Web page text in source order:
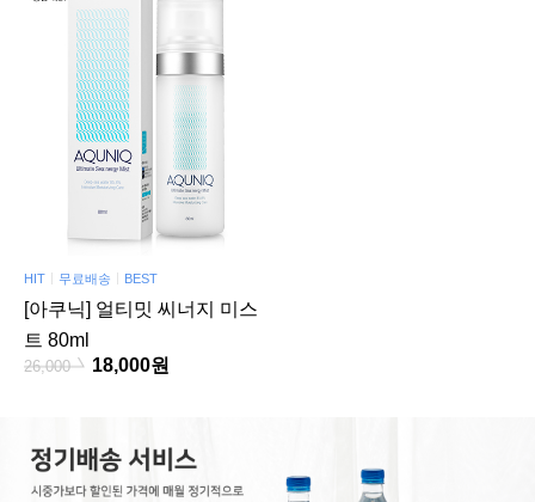
HIT 무료배송 BEST
[아쿠닉] 얼티밋 씨너지 미스
트 80ml
26,000 18,000원